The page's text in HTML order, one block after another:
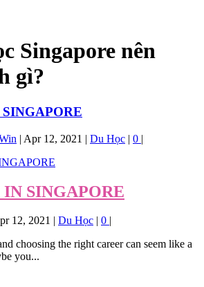
Singapore nên
gì?
| Apr 12, 2021 | Du Học | 0 |
IN SINGAPORE
12, 2021 | Du Học | 0 |
choosing the right career can seem like a
you...